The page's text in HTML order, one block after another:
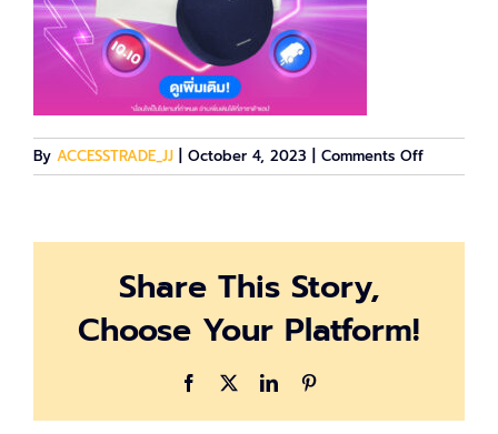
By ACCESSTRADE_JJ October 4, 2023 Comments Offon
Share This Story,
Choose Your Platform!
Facebook LinkedIn